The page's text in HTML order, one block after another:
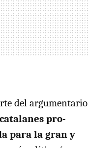
del argumentario
pro-
para la gran y